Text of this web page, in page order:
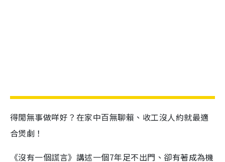
得閒無事做咩好？在家中百無聊賴、收工沒人約就最適
合煲劇！
《沒有一個謊言》講述一個7年足不出門、卻有著成為機